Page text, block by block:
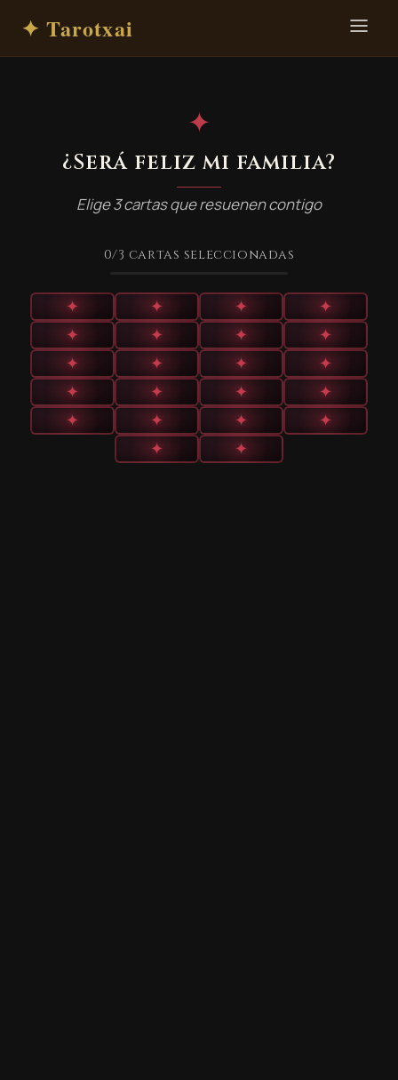
✦ Tarotxai
✦
¿Será feliz mi familia?
Elige 3 cartas que resuenen contigo
0/3 cartas seleccionadas
✦ ✦ ✦
✦
✦
✦ ✦
✦
✦
✦ ✦
✦
✦
✦ ✦
✦
✦
✦ ✦
✦
✦
✦